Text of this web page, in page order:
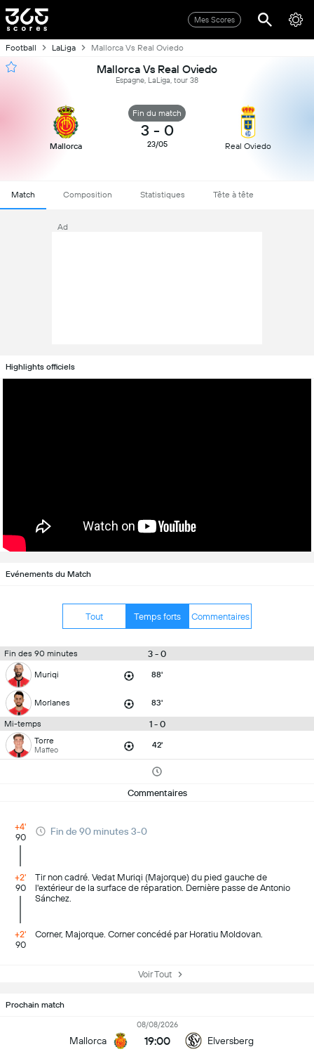
Mes Scores
Football LaLiga Mallorca Vs Real Oviedo
Mallorca Vs Real Oviedo
Espagne, LaLiga, tour 38
Mallorca
Fin du match
3 - 0
23/05 Real Oviedo
Match Composition Statistiques Tête à tête
Ad
Highlights officiels
Evénements du Match
Tout Temps forts Commentaires
Fin des 90 minutes 3 - 0
Muriqi 88'
Morlanes 83'
Mi-temps 1 - 0
Torre
Maffeo 42'
Commentaires
+4'
90
Fin de 90 minutes 3-0
+2'
90
Tir non cadré. Vedat Muriqi (Majorque) du pied gauche de
l'extérieur de la surface de réparation. Dernière passe de Antonio
Sánchez.
+2'
90
Corner, Majorque. Corner concédé par Horatiu Moldovan.
Voir Tout
Prochain match
Mallorca
08/08/2026
19:00 Elversberg